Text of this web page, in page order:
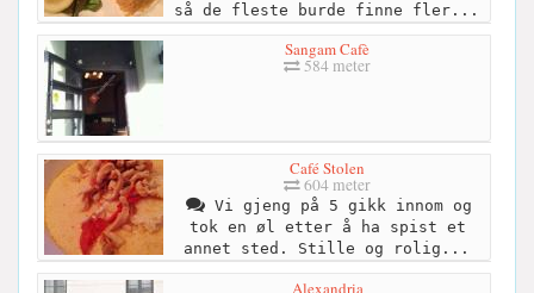
så de fleste burde finne fler...
Sangam Cafè
584 meter
Café Stolen
604 meter
Vi gjeng på 5 gikk innom og
tok en øl etter å ha spist et
annet sted. Stille og rolig...
Alexandria